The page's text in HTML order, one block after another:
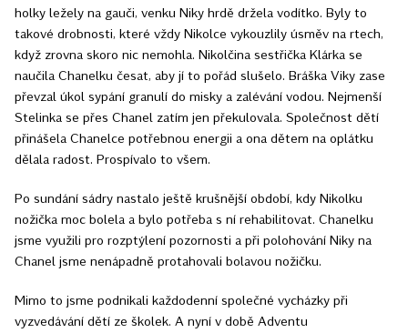
holky ležely na gauči, venku Niky hrdě držela vodítko. Byly to
takové drobnosti, které vždy Nikolce vykouzlily úsměv na rtech,
když zrovna skoro nic nemohla. Nikolčina sestřička Klárka se
naučila Chanelku česat, aby jí to pořád slušelo. Bráška Viky zase
převzal úkol sypání granulí do misky a zalévání vodou. Nejmenší
Stelinka se přes Chanel zatím jen překulovala. Společnost dětí
přinášela Chanelce potřebnou energii a ona dětem na oplátku
dělala radost. Prospívalo to všem.
Po sundání sádry nastalo ještě krušnější období, kdy Nikolku
nožička moc bolela a bylo potřeba s ní rehabilitovat. Chanelku
jsme využili pro rozptýlení pozornosti a při polohování Niky na
Chanel jsme nenápadně protahovali bolavou nožičku.
Mimo to jsme podnikali každodenní společné vycházky při
vyzvedávání dětí ze školek. A nyní v době Adventu